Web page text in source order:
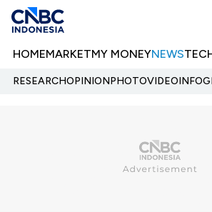
HOMEMARKETMY MONEYNEWS
RESEARCHOPINIONPHOTOVIDEO